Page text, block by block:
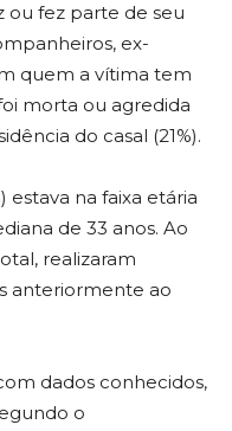
ou fez parte de seu
ex-
quem a vítima tem
morta ou agredida
do casal (21%).
estava na faixa etária
de 33 anos. Ao
realizaram
anteriormente ao
dados conhecidos,
o